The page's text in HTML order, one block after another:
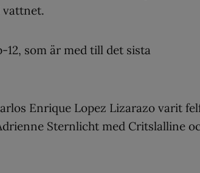
vattnet.
som är med till det sista
Enrique Lopez Lizarazo varit
Sternlicht med Critslalline